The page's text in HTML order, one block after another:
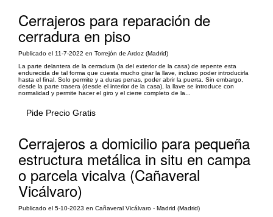
Cerrajeros para reparación de
cerradura en piso
Publicado el 11-7-2022 en Torrejón de Ardoz (Madrid)
La parte delantera de la cerradura (la del exterior de la casa) de repente esta
endurecida de tal forma que cuesta mucho girar la llave, incluso poder introducirla
hasta el final. Solo permite y a duras penas, poder abrir la puerta. Sin embargo,
desde la parte trasera (desde el interior de la casa), la llave se introduce con
normalidad y permite hacer el giro y el cierre completo de la...
Pide Precio Gratis
Cerrajeros a domicilio para pequeña
estructura metálica in situ en campa
o parcela vicalva (Cañaveral
Vicálvaro)
Publicado el 5-10-2023 en Cañaveral Vicálvaro - Madrid (Madrid)